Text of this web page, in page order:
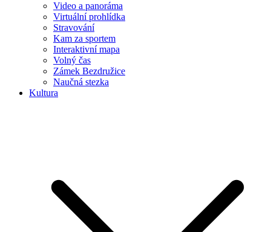
Video a panoráma
Virtuální prohlídka
Stravování
Kam za sportem
Interaktivní mapa
Volný čas
Zámek Bezdružice
Naučná stezka
Kultura